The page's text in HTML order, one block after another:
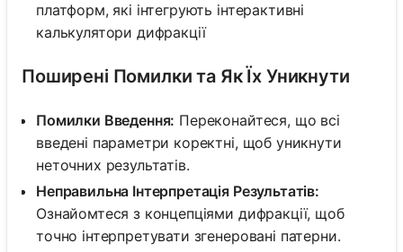
платформ, які інтегрують інтерактивні
калькулятори дифракції
Поширені Помилки та Як Їх Уникнути
Помилки Введення: Переконайтеся, що всі
введені параметри коректні, щоб уникнути
неточних результатів.
Неправильна Інтерпретація Результатів:
Ознайомтеся з концепціями дифракції, щоб
точно інтерпретувати згенеровані патерни.